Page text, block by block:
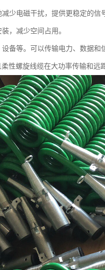
少电磁干扰，提供更稳定的信
，减少空间占用。
备等。可以传输电力、数据和
性螺旋线缆在大功率传输和远